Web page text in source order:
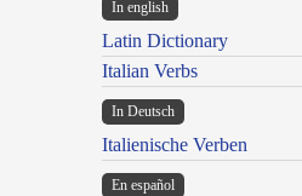
In english
Latin Dictionary
Italian Verbs
In Deutsch
Italienische Verben
En español